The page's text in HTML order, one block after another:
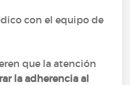
con el equipo de
que la atención
la adherencia al